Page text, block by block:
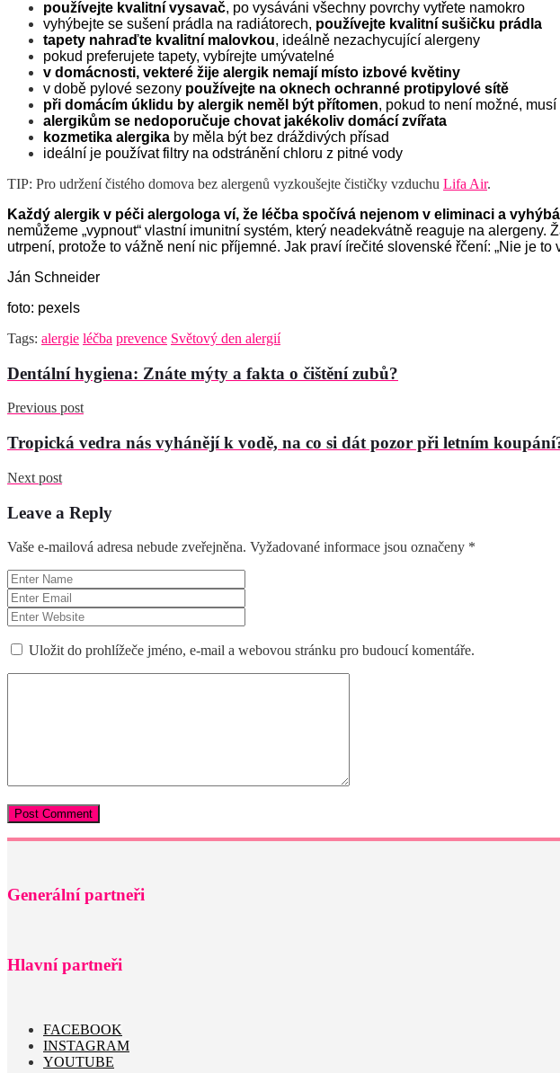
používejte kvalitní vysavač, po vysáváni všechny povrchy vytřete namokro
vyhýbejte se sušení prádla na radiátorech, používejte kvalitní sušičku prádla
tapety nahraďte kvalitní malovkou, ideálně nezachycující alergeny
pokud preferujete tapety, vybírejte umývatelné
v domácnosti, vekteré žije alergik nemají místo izbové květiny
v době pylové sezony používejte na oknech ochranné protipylové sítě
při domácím úklidu by alergik neměl být přítomen, pokud to není možné,
alergikům se nedoporučuje chovat jakékoliv domácí zvířata
kozmetika alergika by měla být bez dráždivých přísad
ideální je používat filtry na odstránění chloru z pitné vody
TIP: Pro udržení čistého domova bez alergenů vyzkoušejte čističky vzduchu Lifa Air.
Každý alergik v péči alergologa ví, že léčba spočívá nejenom v e liminaci a
nemůžeme „vypnout“ vlastní imunitní systém, který neadekvátně reaguje na alergeny.
utrpení, protože to vážně není nic příjemné. Jak praví írečité slovenské řčení: „Nie je
Ján Schneider
foto: pexels
Tags: alergie léčba prevence Světový den alergií
Dentální hygiena: Znáte mýty a fakta o čištění zubů?
Previous post
Tropická vedra nás vyhánějí k vodě, na co si dát pozor při letním
Next post
Leave a Reply
Vaše e-mailová adresa nebude zveřejněna. Vyžadované informace jsou označeny *
Uložit do prohlížeče jméno, e-mail a webovou stránku pro budoucí komentáře.
Generální partneři
Hlavní partneři
FACEBOOK
INSTAGRAM
YOUTUBE